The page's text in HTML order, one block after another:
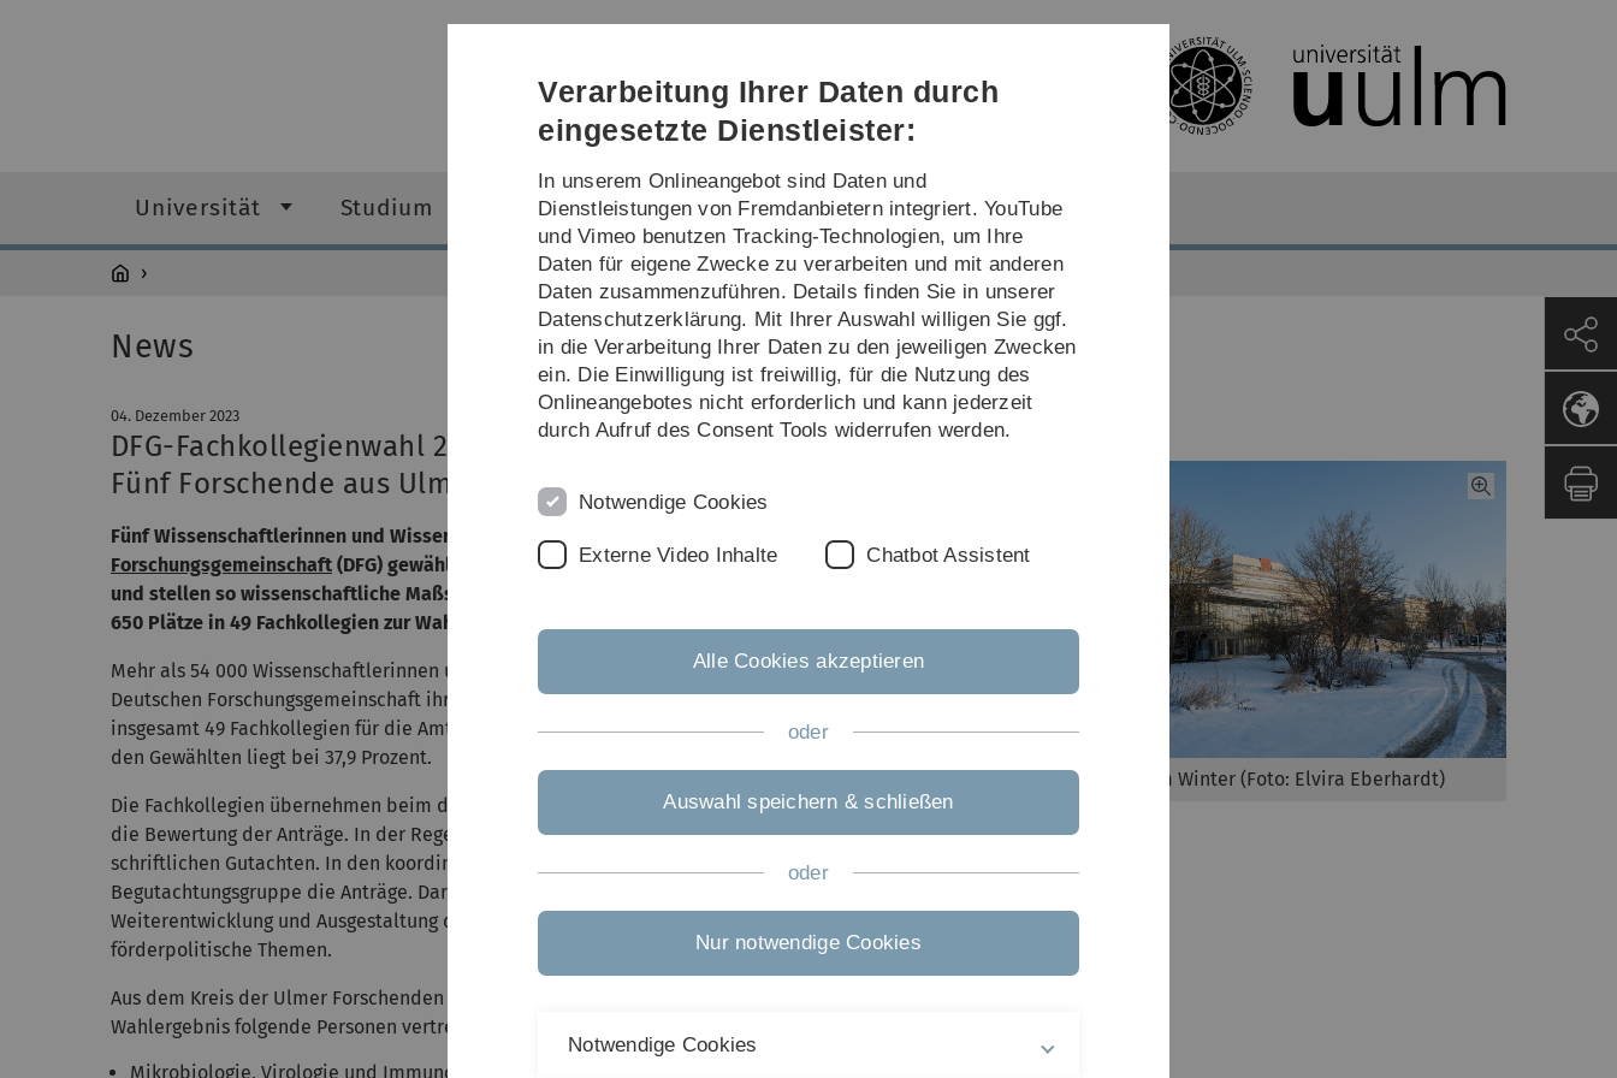
Direkt
Direkt
Direkt
(Sprache,
Drucken,
Social
Direkt
Direkt
Universität Studium Forschung Transfer
News
04. Dezember 2023
DFG-Fachkollegienwahl 2023
Fünf Forschende aus Ulm bewerten zukünftig Anträge
Fünf Wissenschaftlerinnen und Wissenschaftler aus Ulm sind in die Fachkollegien der
Forschungsgemeinschaft (DFG) gewählt worden. Diese Gremien bewerten Förderungsanträge an die DFG
und stellen so wissenschaftliche Maßstäbe sicher. Insgesamt standen für die neue Amtsperiode rund
650 Plätze in 49 Fachkollegien zur Wahl.
Mehr als 54 000 Wissenschaftlerinnen und Wissenschaftler haben bei derFachkollegienwahlder
Deutschen Forschungsgemeinschaft ihre Stimmen abgegeben. Online konnten sie über die Besetzung von
insgesamt 49 Fachkollegien für die Amtsperiode von 2024 bis 2028 entscheiden. Der Frauenanteil unter
den Gewählten liegt bei 37,9 Prozent.
Die Fachkollegien übernehmen beim dreistufigen Entscheidungsprozess über Förderanträge an die DFG
die Bewertung der Anträge. In der Regel geschieht das bei Einzelförderungen auf der Grundlage von
schriftlichen Gutachten. In den koordinierten Programmen prüft grundsätzlich eine
Begutachtungsgruppe die Anträge. Darüber hinaus wirken die Fachkollegien auch bei der
Weiterentwicklung und Ausgestaltung der Förderprogramme der DFG mit und diskutieren
förderpolitische Themen.
Aus dem Kreis der Ulmer Forschenden sind im jeweiligen Fachkollegium nach dem vorläufigen
Wahlergebnis folgende Personen vertreten:
Mikrobiologie, Virologie und Immunologie 2.21: Professor Thomas Stamminger – Ärztlicher Direktor
Uni Ulm im Winter (Foto: Elvira Eberhardt)
Verarbeitung Ihrer Daten durch
eingesetzte Dienstleister:
In unserem Onlineangebot sind Daten und
Dienstleistungen von Fremdanbietern integriert. YouTube
und Vimeo benutzen Tracking-Technologien, um Ihre
Daten für eigene Zwecke zu verarbeiten und mit anderen
Daten zusammenzuführen. Details finden Sie in unserer
Datenschutzerklärung. Mit Ihrer Auswahl willigen Sie ggf.
in die Verarbeitung Ihrer Daten zu den jeweiligen Zwecken
ein. Die Einwilligung ist freiwillig, für die Nutzung des
Onlineangebotes nicht erforderlich und kann jederzeit
durch Aufruf des Consent Tools widerrufen werden.
Notwendige Cookies
Externe Video Inhalte Chatbot Assistent
Alle Cookies akzeptieren
oder
Auswahl speichern & schließen
oder
Nur notwendige Cookies
Notwendige Cookies